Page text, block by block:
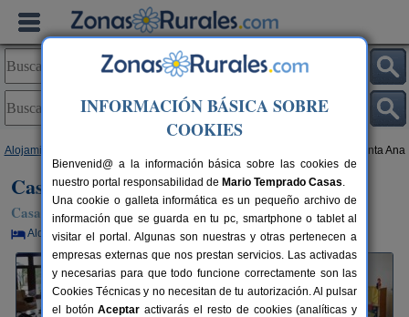
Alojamientos > Casa Santa Ana
Casa Santa Ana
Casa Rural en Miguel Esteban (Toledo)
Alquiler por habitaciones 10+1 plazas 120 km de Toledo
INFORMACIÓN BÁSICA SOBRE
COOKIES
Bienvenid@ a la información básica sobre las cookies de
nuestro portal responsabilidad de Mario Temprado Casas.
Una cookie o galleta informática es un pequeño archivo de
información que se guarda en tu pc, smartphone o tablet al
visitar el portal. Algunas son nuestras y otras pertenecen a
empresas externas que nos prestan servicios. Las activadas
y necesarias para que todo funcione correctamente son las
Cookies Técnicas y no necesitan de tu autorización. Al pulsar
el botónAceptar activarás el resto de cookies (analíticas y